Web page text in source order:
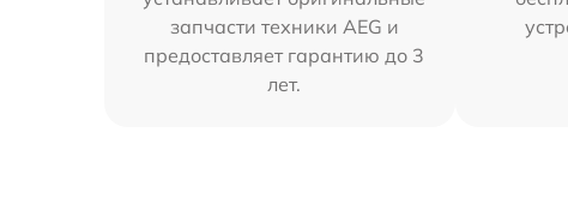
запчасти техники AEG и
предоставляет гарантию до 3
лет.